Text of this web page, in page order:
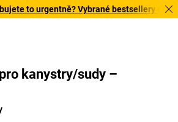
to urgentně? Vybrané bestsellery
kanystry/sudy –